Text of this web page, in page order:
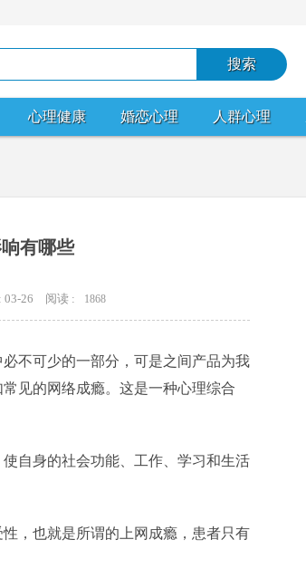
心理健康 婚恋心理 人群心理
有哪些
03-26 阅读 : 1868
不可少的一部分，可是之间产品为我
见的网络成瘾。这是一种心理综合
自身的社会功能、工作、学习和生活
，也就是所谓的上网成瘾，患者只有